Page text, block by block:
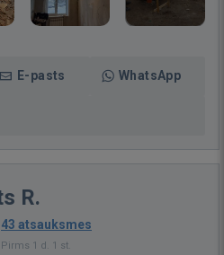
E-pasts WhatsApp
R.
43 atsauksmes
1 d. 1 st.